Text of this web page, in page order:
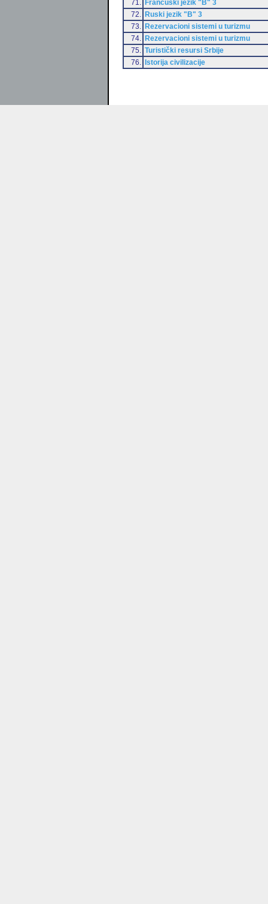
71.
Francuski jezik "B" 3
72.
Ruski jezik "B" 3
73.
Rezervacioni sistemi u turizmu
74.
Rezervacioni sistemi u turizmu
75.
Turistički resursi Srbije
76.
Istorija civilizacije